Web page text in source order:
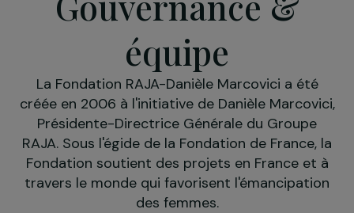
Gouvernance &
équipe
La Fondation RAJA-Danièle Marcovici a été
créée en 2006 à l'initiative de Danièle
Présidente-Directrice Générale du Groupe
RAJA. Sous l'égide de la Fondation de
Fondation soutient des projets en France